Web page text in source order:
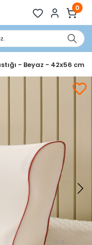
0
- Beyaz - 42x56 cm